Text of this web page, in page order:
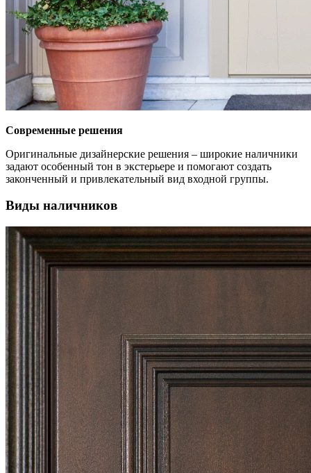
Современные решения
Оригинальные дизайнерские решения – широкие наличники
задают особенный тон в экстерьере и помогают создать
законченный и привлекательный вид входной группы.
Виды наличников